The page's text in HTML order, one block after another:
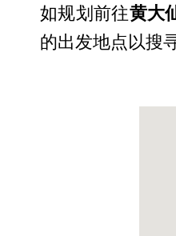
如规划前往黄大
的出发地点以搜